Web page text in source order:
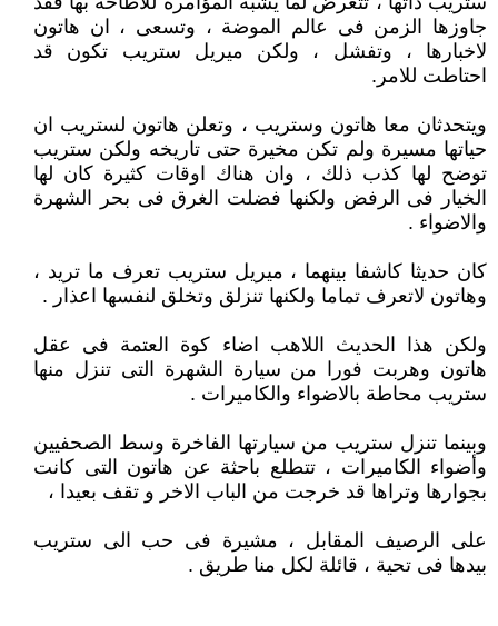
جاوزها الزمن فى عالم الموضة ، وتسعى ، ان هاتون
لاخبارها ، وتفشل ، ولكن ميريل ستريب تكون قد
احتاطت للامر.
ويتحدثان معا هاتون وستريب ، وتعلن هاتون لستريب ان
حياتها مسيرة ولم تكن مخيرة حتى تاريخه ولكن ستريب
توضح لها كذب ذلك ، وان هناك اوقات كثيرة كان لها
الخيار فى الرفض ولكنها فضلت الغرق فى بحر الشهرة
والاضواء .
كان حديثا كاشفا بينهما ، ميريل ستريب تعرف ما تريد ،
وهاتون لاتعرف تماما ولكنها تنزلق وتخلق لنفسها اعذار .
ولكن هذا الحديث اللاهب اضاء كوة العتمة فى عقل
هاتون وهربت فورا من سيارة الشهرة التى تنزل منها
ستريب محاطة بالاضواء والكاميرات .
وبينما تنزل ستريب من سيارتها الفاخرة وسط الصحفيين
وأضواء الكاميرات ، تتطلع باحثة عن هاتون التى كانت
بجوارها وتراها قد خرجت من الباب الاخر و تقف بعيدا ،
على الرصيف المقابل ، مشيرة فى حب الى ستريب
بيدها فى تحية ، قائلة لكل منا طريق .